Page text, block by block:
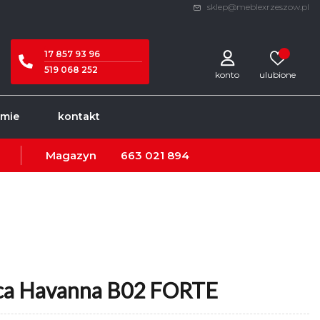
sklep@meblexrzeszow.pl
17 857 93 96
519 068 252
konto
kontakt
Magazyn 663 021 894
Havanna B02 FORTE